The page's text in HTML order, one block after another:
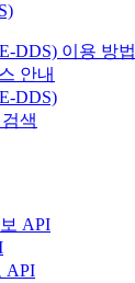
DDS) 이용 방법
안내
DDS)
색
API
API